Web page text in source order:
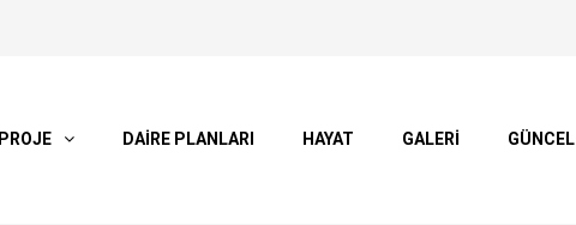
PROJE DAİRE PLANLARI HAYAT GALERİ GÜNCEL